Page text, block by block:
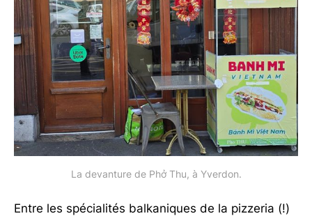
La devanture de Phở Thu, à Yverdon.
Entre les spécialités balkaniques de la pizzeria (!)